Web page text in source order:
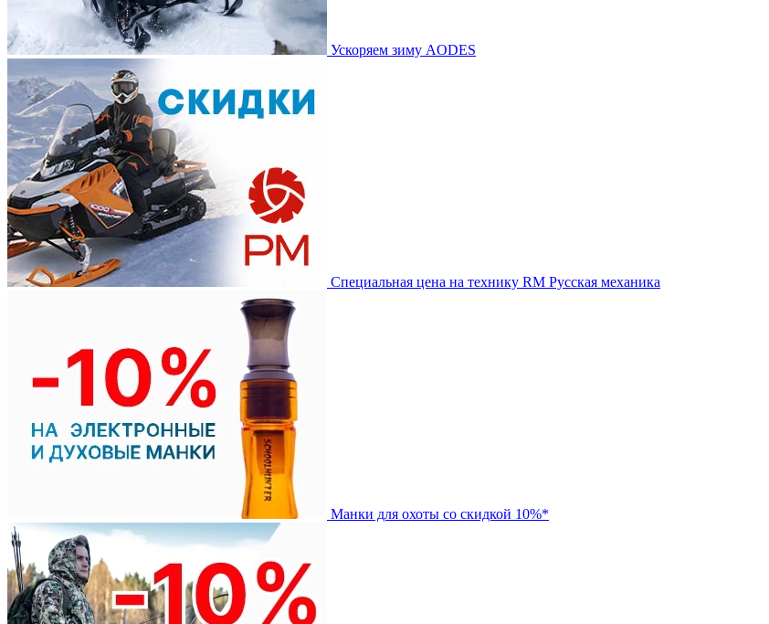
Ускоряем зиму AODES
Специальная цена на технику RM Русская механика
Манки для охоты со скидкой 10%*